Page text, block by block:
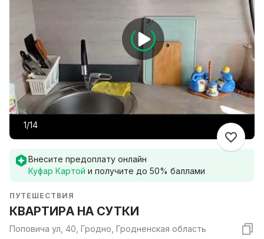
1/14
Внесите предоплату онлайн
Куфар Картой и получите до 50% баллами
ПУТЕШЕСТВИЯ
КВАРТИРА НА СУТКИ
Поповича ул, 40, Гродно, Гродненская область